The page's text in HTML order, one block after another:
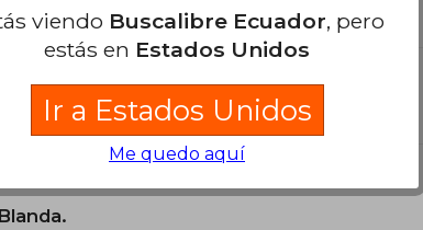
viendo Buscalibre Ecuador, pero
estás en Estados Unidos
Ir a Estados Unidos
Me quedo aquí